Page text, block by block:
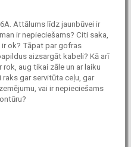
Attālums līdz jaunbūvei ir
ir nepieciešams? Citi saka,
ir ok? Tāpat par gofras
aizsargāt kabeli? Kā arī
aug tikai zāle un ar laiku
gar servitūta ceļu, gar
vai ir nepieciešams